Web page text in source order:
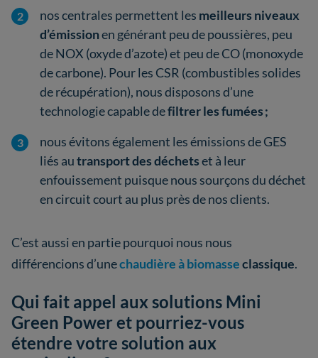
nos centrales permettent les meilleurs niveaux
d’émissionen générant peu de poussières, peu
de NOX (oxyde d’azote) et peu de CO (monoxyde
de carbone). Pour les CSR (combustibles solides
de récupération), nous disposons d’une
technologie capable defiltrer les fumées ;
nous évitons également les émissions de GES
liés autransport des déchetset à leur
enfouissement puisque nous sourçons du déchet
en circuit court au plus près de nos clients.
C’est aussi en partie pourquoi nous nous
différencions d’unechaudière à biomasseclassique.
Qui fait appel aux solutions Mini
Green Power et pourriez-vous
étendre votre solution aux